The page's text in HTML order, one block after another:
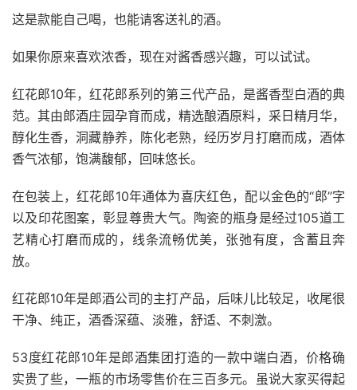
这是款能自己喝，也能请客送礼的酒。
如果你原来喜欢浓香，现在对酱香感兴趣，可以试试。
红花郎10年，红花郎系列的第三代产品，是酱香型白酒的典
范。其由郎酒庄园孕育而成，精选酿酒原料，采日精月华，
醇化生香，洞藏静养，陈化老熟，经历岁月打磨而成，酒体
香气浓郁，饱满馥郁，回味悠长。
在包装上，红花郎10年通体为喜庆红色，配以金色的“郎”字
以及印花图案，彰显尊贵大气。陶瓷的瓶身是经过105道工
艺精心打磨而成的，线条流畅优美，张弛有度，含蓄且奔
放。
红花郎10年是郎酒公司的主打产品，后味儿比较足，收尾很
干净、纯正，酒香深蕴、淡雅，舒适、不刺激。
53度红花郎10年是郎酒集团打造的一款中端白酒，价格确
实贵了些，一瓶的市场零售价在三百多元。虽说大家买得起